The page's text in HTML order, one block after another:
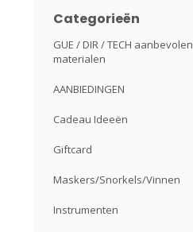
Categorieën
GUE / DIR / TECH aanbevolen
materialen
AANBIEDINGEN
Cadeau Ideeën
Giftcard
Maskers/Snorkels/Vinnen
Instrumenten